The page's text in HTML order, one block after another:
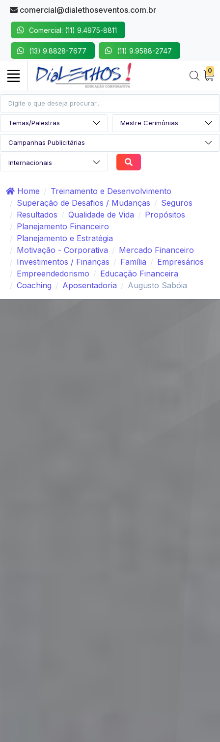
comercial@dialethoseventos.com.br
Comercial: (11) 9.4975-8811
(13) 9.8828-7677 (11) 9.9588-2747
0
Home
Treinamento e Desenvolvimento
Superação de Desafios / Mudanças
Seguros
Resultados
Qualidade de Vida
Propósitos
Planejamento Financeiro
Planejamento e Estratégia
Motivação - Corporativa
Mercado Financeiro
Investimentos / Finanças
Família
Empresários
Empreendedorismo
Educação Financeira
Coaching
Aposentadoria Augusto Sabóia